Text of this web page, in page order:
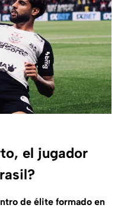
el jugador
de élite formado en